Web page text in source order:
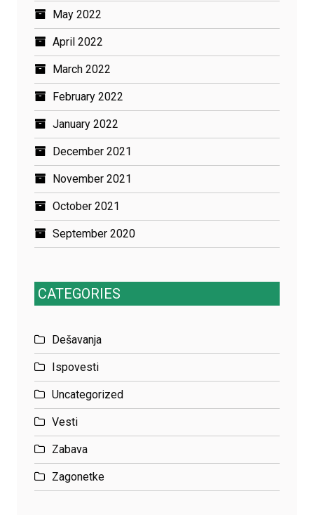
May 2022
April 2022
March 2022
February 2022
January 2022
December 2021
November 2021
October 2021
September 2020
CATEGORIES
Dešavanja
Ispovesti
Uncategorized
Vesti
Zabava
Zagonetke